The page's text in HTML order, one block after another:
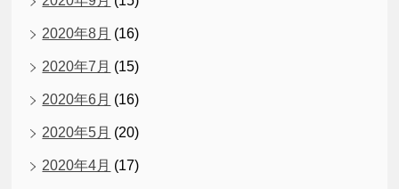
2020年8月 (16)
2020年7月 (15)
2020年6月 (16)
2020年5月 (20)
2020年4月 (17)